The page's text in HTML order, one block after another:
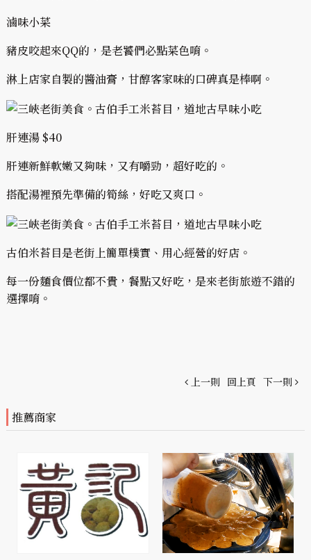
滷味小菜
豬皮咬起來QQ的，是老饕們必點菜色唷。
淋上店家自製的醬油膏，甘醇客家味的口碑真是棒啊。
肝連湯 $40
肝連新鮮軟嫩又夠味，又有嚼勁，超好吃的。
搭配湯裡預先準備的筍絲，好吃又爽口。
古伯米苔目是老街上簡單樸實、用心經營的好店。
每一份麵食價位都不貴，餐點又好吃，是來老街旅遊不錯的
選擇唷。
上一則 回上頁 下一則
推薦商家